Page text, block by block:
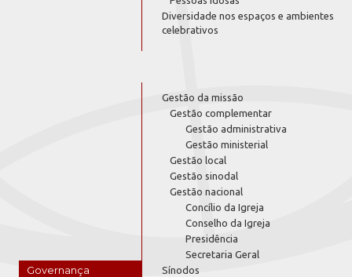
Diversidade nos espaços e ambientes
celebrativos
Governança
Gestão da missão
Gestão complementar
Gestão administrativa
Gestão ministerial
Gestão local
Gestão sinodal
Gestão nacional
Concílio da Igreja
Conselho da Igreja
Presidência
Secretaria Geral
Sínodos